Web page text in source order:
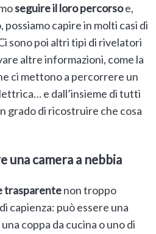
seguire il loro percorsoe,
possiamo capire in molti casi di
sono poi altri tipi di rivelatori
altre informazioni, come la
ci mettono a percorrere un
e dall’insieme di tutti
grado di ricostruire che cosa
una camera a nebbia
trasparentenon troppo
capienza: può essere una
coppa da cucina o uno di